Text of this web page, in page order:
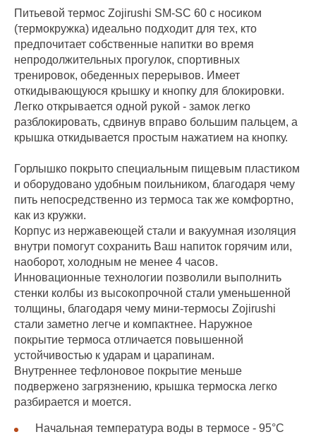
Питьевой термос Zojirushi SM-SC 60 с носиком
(термокружка) идеально подходит для тех, кто
предпочитает собственные напитки во время
непродолжительных прогулок, спортивных
тренировок, обеденных перерывов. Имеет
откидывающуюся крышку и кнопку для блокировки.
Легко открывается одной рукой - замок легко
разблокировать, сдвинув вправо большим пальцем, а
крышка откидывается простым нажатием на кнопку.
Горлышко покрыто специальным пищевым пластиком
и оборудовано удобным поильником, благодаря чему
пить непосредственно из термоса так же комфортно,
как из кружки.
Корпус из нержавеющей стали и вакуумная изоляция
внутри помогут сохранить Ваш напиток горячим или,
наоборот, холодным не менее 4 часов.
Инновационные технологии позволили выполнить
стенки колбы из высокопрочной стали уменьшенной
толщины, благодаря чему мини-термосы Zojirushi
стали заметно легче и компактнее. Наружное
покрытие термоса отличается повышенной
устойчивостью к ударам и царапинам.
Внутреннее тефлоновое покрытие меньше
подвержено загрязнению, крышка термоска легко
разбирается и моется.
Начальная температура воды в термосе - 95°C